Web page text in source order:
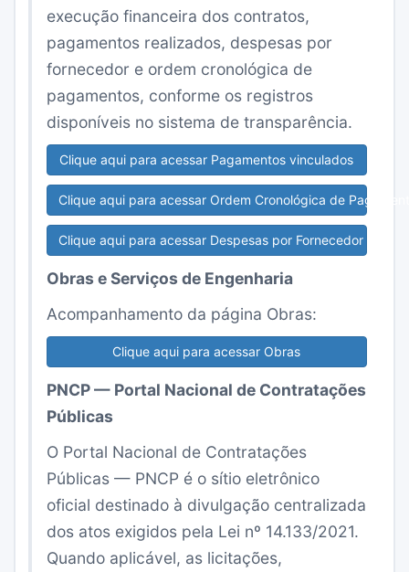
execução financeira dos contratos,
pagamentos realizados, despesas por
fornecedor e ordem cronológica de
pagamentos, conforme os registros
disponíveis no sistema de transparência.
Clique aqui para acessar Pagamentos vinculados
Clique aqui para acessar Ordem Cronológica de
Clique aqui para acessar Despesas por Fornecedor
Obras e Serviços de Engenharia
Acompanhamento da página Obras:
Clique aqui para acessar Obras
PNCP — Portal Nacional de Contratações
Públicas
O Portal Nacional de Contratações
Públicas — PNCP é o sítio eletrônico
oficial destinado à divulgação centralizada
dos atos exigidos pela Lei nº 14.133/2021.
Quando aplicável, as licitações,